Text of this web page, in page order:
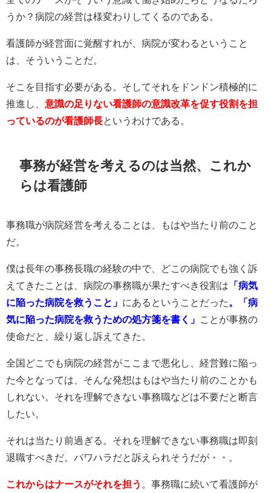
うか？病院の経営は様変わりしてくるのである。
看護師が経営面に覚醒すれが、病院が変わるということ
は、そういうことだ。
そこを目指す必要がある。そしてそれをドンドン積極的に
推進し、 意識の足りない看護師の意識改革を促す役割を担
っているのが看護師長というわけである。
事務が経営を考えるのは当然、これか
らは看護師
事務職が病院経営を考えることは、もはや当たり前のこと
だ。
僕は長年の事務長職の経験の中で、どこの病院でも強く訴
えてきたことは、病院の事務職が果たすべき役割は 「病気
に陥った病院を救うこと」 にあるということだった 。「病
気に陥った病院を救うための処方箋を書く」
ことが事務の
使命だと、繰り返し訴えてきた。
全国どこでも病院の経営がここまで悪化し、経営難に陥っ
た今となっては、そんな発想はもはや当たり前のことかも
しれない。それを理解できない事務職などは不要だと断言
したい。
それは当たり前過ぎる。それを理解できない事務職は即刻
退職すべきだ。パワハラだと訴えられそうだが・・。
これからはナースがそれを担う
。事務職に続いて看護師が